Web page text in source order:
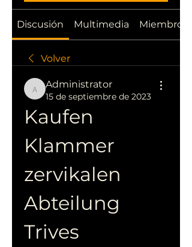
Discusión Multimedia Miembros
Volver
Administrator
Administrator
15 de septiembre de 2023
Kaufen
Klammer
zervikalen
Abteilung
Trives